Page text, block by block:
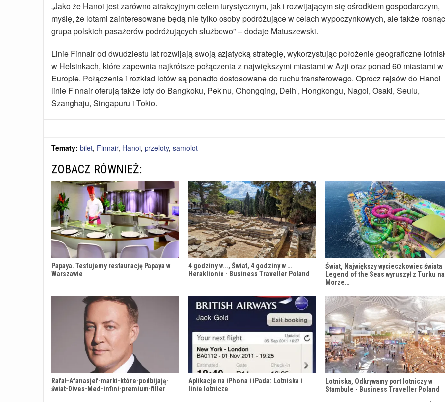
„Jako że Hanoi jest zarówno atrakcyjnym celem turystycznym, jak i rozwijającym się ośrodkiem gospodarczym,
myślę, że lotami zainteresowane będą nie tylko osoby podróżujące w celach wypoczynkowych, ale także
grupa polskich pasażerów podróżujących służbowo” – dodaje Matuszewski.
Linie Finnair od dwudziestu lat rozwijają swoją azjatycką strategię, wykorzystując położenie geograficzne
w Helsinkach, które zapewnia najkrótsze połączenia z największymi miastami w Azji oraz ponad 60 miastami w
Europie. Połączenia i rozkład lotów są ponadto dostosowane do ruchu transferowego. Oprócz rejsów do Hanoi
linie Finnair oferują także loty do Bangkoku, Pekinu, Chongqing, Delhi, Hongkongu, Nagoi, Osaki, Seulu,
Szanghaju, Singapuru i Tokio.
Tematy: bilet, Finnair, Hanoi, przeloty, samolot
ZOBACZ RÓWNIEŻ:
Papaya. Testujemy restaurację Papaya w
Warszawie
4 godziny w..., Świat, 4 godziny w …
Heraklionie - Business Traveller Poland
Świat, Największy wycieczkowiec świata
Legend of the Seas wyruszył z Turku na
Morze…
Rafał-Afanasjef-marki-które-podbijają-
świat-Dives-Med-infini-premium-filler
Aplikacje na iPhona i iPada: Lotniska i
linie lotnicze
Lotniska, Odkrywamy port lotniczy w
Stambule - Business Traveller Poland